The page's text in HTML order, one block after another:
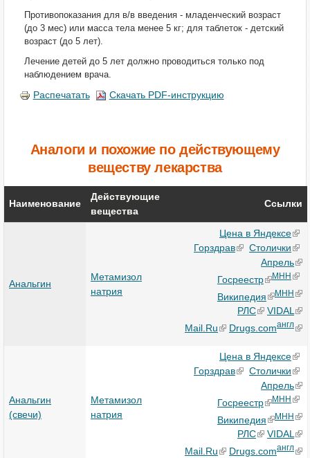
Противопоказания для в/в введения - младенческий возраст
(до 3 мес) или масса тела менее 5 кг; для таблеток - детский
возраст (до 5 лет).
Лечение детей до 5 лет должно проводиться только под
наблюдением врача.
Распечатать Скачать PDF-инструкцию
Аналоги и похожие по действующему
веществу лекарства
Наименование
Действующие
вещества
Ссылки
Анальгин
Метамизол
натрия
Цена в Яндексе
Горздрав
Столички
Апрель
Госреестр
МНН
Википедия МНН
РЛС
VIDAL
Mail.Ru
Drugs.comангл
Анальгин
(свечи)
Метамизол
натрия
Цена в Яндексе
Горздрав
Столички
Апрель
Госреестр
МНН
Википедия МНН
РЛС
VIDAL
Mail.Ru
Drugs.comангл